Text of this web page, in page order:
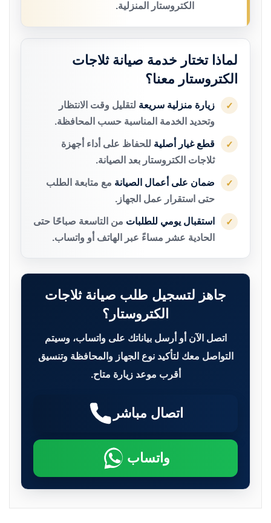
الكتروستار المنزلية.
لماذا تختار خدمة صيانة ثلاجات
الكتروستار معنا؟
✓ زيارة منزلية سريعة لتقليل وقت الانتظار
وتحديد الخدمة المناسبة حسب المحافظة.
✓ قطع غيار أصلية للحفاظ على أداء أجهزة
ثلاجات الكتروستار بعد الصيانة.
✓ ضمان على أعمال الصيانة مع متابعة الطلب
حتى استقرار عمل الجهاز.
✓ استقبال يومي للطلبات من التاسعة صباحًا حتى
الحادية عشر مساءً عبر الهاتف أو واتساب.
جاهز لتسجيل طلب صيانة ثلاجات
الكتروستار؟
اتصل الآن أو أرسل بياناتك على واتساب، وسيتم
التواصل معك لتأكيد نوع الجهاز والمحافظة وتنسيق
أقرب موعد زيارة متاح.
اتصال مباشر
واتساب